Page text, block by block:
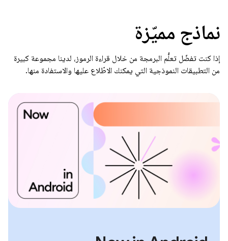
نماذج مميّزة
إذا كنت تفضّل تعلُّم البرمجة من خلال قراءة الرموز، لدينا مجموعة كبيرة
من التطبيقات النموذجية التي يمكنك الاطّلاع عليها والاستفادة منها.